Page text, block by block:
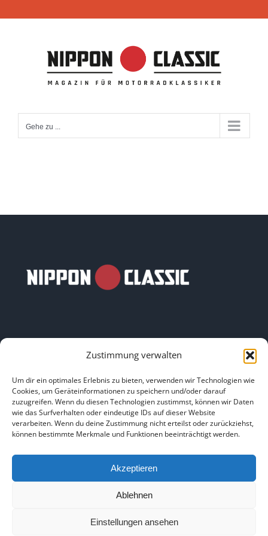
Zustimmung verwalten
Um dir ein optimales Erlebnis zu bieten, verwenden wir Technologien wie
Cookies, um Geräteinformationen zu speichern und/oder darauf
zuzugreifen. Wenn du diesen Technologien zustimmst, können wir Daten
wie das Surfverhalten oder eindeutige IDs auf dieser Website
verarbeiten. Wenn du deine Zustimmung nicht erteilst oder zurückziehst,
können bestimmte Merkmale und Funktionen beeinträchtigt werden.
Akzeptieren
Ablehnen
Einstellungen ansehen
Inhalt
Gehe zu ...
HOME|ÜBER UNS|IMPRESSUM |DATENSCHUTZ
BILDNACHWEISE
Copyright 2025